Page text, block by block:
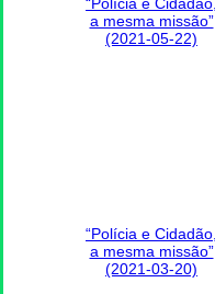
a mesma missão”
(2021-05-22)
“Polícia e Cidadão,
a mesma missão”
(2021-03-20)